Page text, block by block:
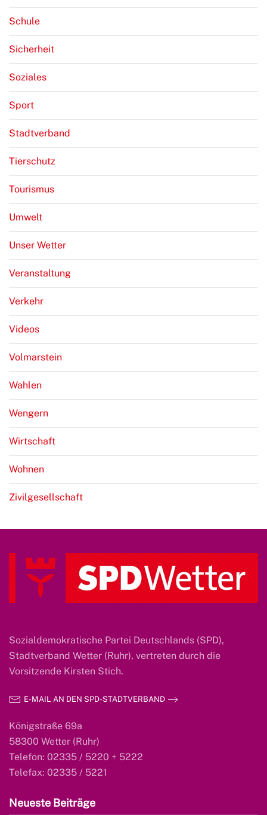
Schule
Sicherheit
Soziales
Sport
Stadtverband
Tierschutz
Tourismus
Umwelt
Unser Wetter
Veranstaltung
Verkehr
Videos
Volmarstein
Wahlen
Wengern
Wirtschaft
Wohnen
Zivilgesellschaft
Sozialdemokratische Partei Deutschlands (SPD),
Stadtverband Wetter (Ruhr), vertreten durch die
Vorsitzende Kirsten Stich.
E-MAIL AN DEN SPD-STADTVERBAND
Königstraße 69a
58300 Wetter (Ruhr)
Telefon: 02335 / 5220 + 5222
Telefax: 02335 / 5221
Neueste Beiträge